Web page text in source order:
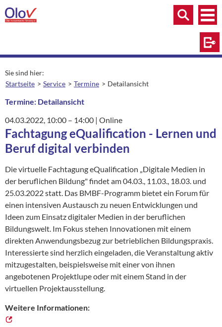
Zum Inhalt springen
Menü
Menü
Suche
Sie sind hier:
Startseite
Service Termine aktuelle Seite:
Detailansicht
Termine: Detailansicht
04.03.2022, 10:00 – 14:00 | Ort:
Online
Fachtagung eQualification - Lernen und
Beruf digital verbinden
Die virtuelle Fachtagung eQualification „Digitale Medien in
der beruflichen Bildung" findet am 04.03., 11.03., 18.03. und
25.03.2022 statt. Das BMBF-Programm bietet ein Forum für
einen intensiven Austausch zu neuen Entwicklungen und
Ideen zum Einsatz digitaler Medien in der beruflichen
Bildungswelt. Im Fokus stehen Innovationen mit einem
direkten Anwendungsbezug zur betrieblichen Bildungspraxis.
Interessierte sind herzlich eingeladen, die Veranstaltung aktiv
mitzugestalten, beispielsweise mit einer von ihnen
angebotenen Projektlupe oder mit einem Stand in der
virtuellen Projektausstellung.
Weitere Informationen: